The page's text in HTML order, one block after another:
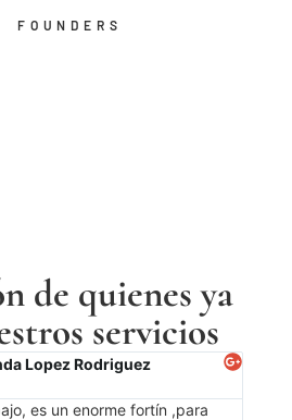
de quienes ya
servicios
Lopez Rodriguez
es un enorme fortín ,para